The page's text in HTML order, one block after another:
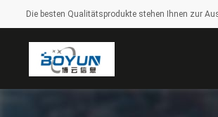
Die besten Qualitätsprodukte stehen Ihnen zur